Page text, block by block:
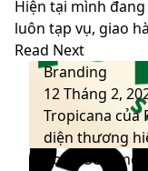
Hiện tại mình đang
luôn tạp vụ, giao
Website
Facebook
LinkedIn
YouTube
Read Next
Branding
12 Tháng 2,
Tropicana của
diện thương
Color Schemes